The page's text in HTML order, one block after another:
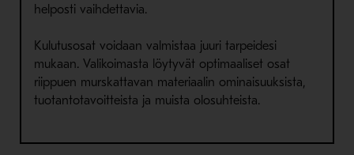
helposti vaihdettavia.
Kulutusosat voidaan valmistaa juuri tarpeidesi
mukaan. Valikoimasta löytyvät optimaaliset osat
riippuen murskattavan materiaalin ominaisuuksista,
tuotantotavoitteista ja muista olosuhteista.